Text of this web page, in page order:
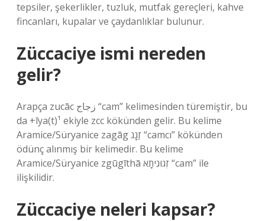
tepsiler, şekerlikler, tuzluk, mutfak gereçleri, kahve
fincanları, kupalar ve çaydanlıklar bulunur.
Züccaciye ismi nereden
gelir?
Arapça zucāc زجاج “cam” kelimesinden türemiştir, bu
da +īya(t)¹ ekiyle zcc kökünden gelir. Bu kelime
Aramice/Süryanice zagāg זַגָג “camcı” kökünden
ödünç alınmış bir kelimedir. Bu kelime
Aramice/Süryanice zgūgīthā זְגוּגִיתָא “cam” ile
ilişkilidir.
Züccaciye neleri kapsar?